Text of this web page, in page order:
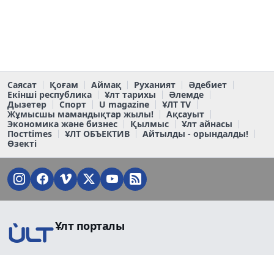
Саясат Қоғам Аймақ Руханият
Әдебиет
Екінші республика
Ұлт тарихы
Әлемде
Дызетер
Спорт U magazine
ҰЛТ TV
Жұмысшы мамандықтар жылы!
Ақсауыт
Экономика және бизнес
Қылмыс
Ұлт айнасы
Постtimes
ҰЛТ ОБЪЕКТИВ
Айтылды - орындалды!
Өзекті
Ұлт порталы